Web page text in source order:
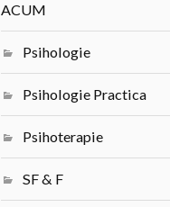
ACUM
Psihologie
Psihologie Practica
Psihoterapie
SF & F